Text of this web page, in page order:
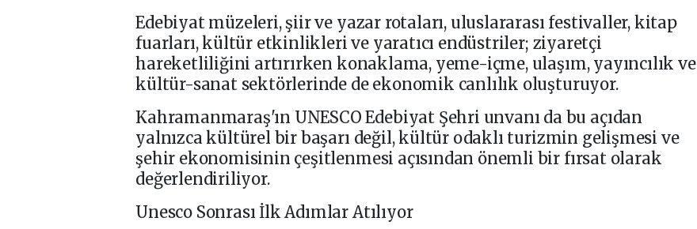
Edebiyat müzeleri, şiir ve yazar rotaları, uluslararası festivaller, kitap
fuarları, kültür etkinlikleri ve yaratıcı endüstriler; ziyaretçi
hareketliliğini artırırken konaklama, yeme-içme, ulaşım, yayıncılık ve
kültür-sanat sektörlerinde de ekonomik canlılık oluşturuyor.
Kahramanmaraş'ın UNESCO Edebiyat Şehri unvanı da bu açıdan
yalnızca kültürel bir başarı değil, kültür odaklı turizmin gelişmesi ve
şehir ekonomisinin çeşitlenmesi açısından önemli bir fırsat olarak
değerlendiriliyor.
Unesco Sonrası İlk Adımlar Atılıyor